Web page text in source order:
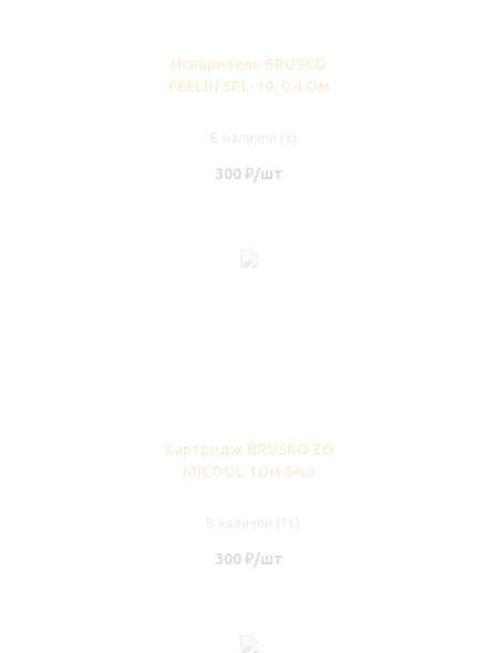
Испаритель BRUSKO
FEELIN SPL-10, 0.4 Ом
300₽/шт
Картридж BRUSKO ZQ
MICOOL 1Ом 5мл
300₽/шт